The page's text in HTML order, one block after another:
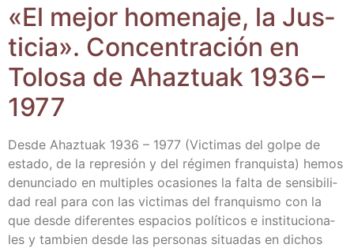
«El mejor home­na­je, la Jus­
ti­cia». Con­cen­tra­ción en
Tolo­sa de Ahaz­tuak 1936 –
1977
Des­de Ahaz­tuak 1936 – 1977 (Vic­ti­mas del gol­pe de
esta­do, de la repre­sión y del régi­men fran­quis­ta) hemos
denun­cia­do en mul­ti­ples oca­sio­nes la fal­ta de sen­si­bi­li­
dad real para con las vic­ti­mas del fran­quis­mo con la
que des­de dife­ren­tes espa­cios polí­ti­cos e ins­ti­tu­cio­na­
les y tam­bien des­de las per­so­nas situa­das en dichos